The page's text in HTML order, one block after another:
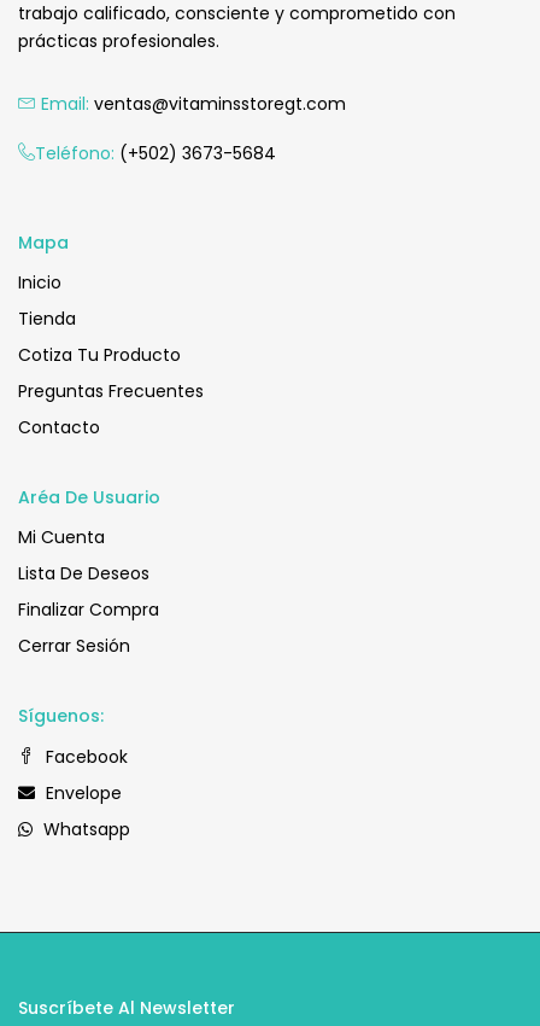
Añadir Al Carrito
trabajo calificado, consciente y comprometido con
prácticas profesionales.
Email: ventas@vitaminsstoregt.com
Teléfono: (+502) 3673-5684
Mapa
Inicio
Tienda
Cotiza Tu Producto
Preguntas Frecuentes
Contacto
Aréa De Usuario
Mi Cuenta
Lista De Deseos
Finalizar Compra
Cerrar Sesión
Síguenos:
Facebook
Envelope
Whatsapp
Suscríbete Al Newsletter